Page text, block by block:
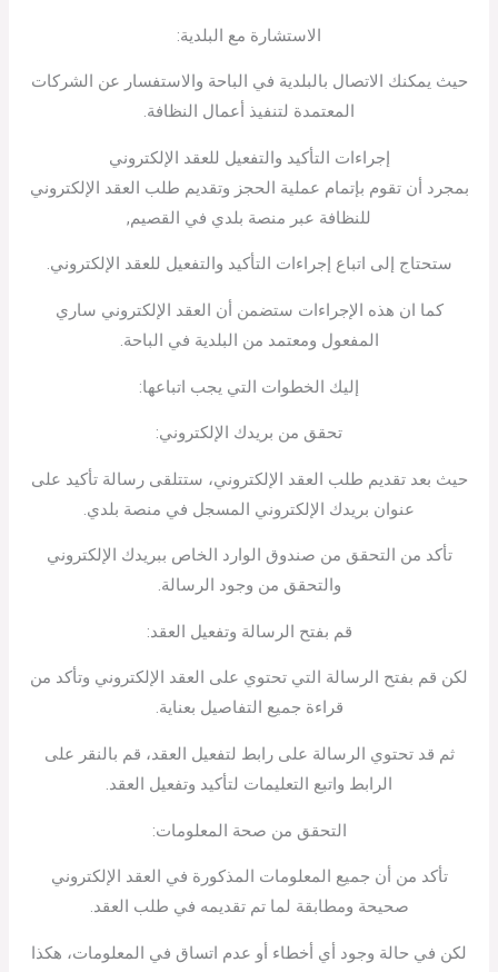
الاستشارة مع البلدية:
حيث يمكنك الاتصال بالبلدية في الباحة والاستفسار عن الشركات
المعتمدة لتنفيذ أعمال النظافة.
إجراءات التأكيد والتفعيل للعقد الإلكتروني
بمجرد أن تقوم بإتمام عملية الحجز وتقديم طلب العقد الإلكتروني
للنظافة عبر منصة بلدي في القصيم,
ستحتاج إلى اتباع إجراءات التأكيد والتفعيل للعقد الإلكتروني.
كما ان هذه الإجراءات ستضمن أن العقد الإلكتروني ساري
المفعول ومعتمد من البلدية في الباحة.
إليك الخطوات التي يجب اتباعها:
تحقق من بريدك الإلكتروني:
حيث بعد تقديم طلب العقد الإلكتروني، ستتلقى رسالة تأكيد على
عنوان بريدك الإلكتروني المسجل في منصة بلدي.
تأكد من التحقق من صندوق الوارد الخاص ببريدك الإلكتروني
والتحقق من وجود الرسالة.
قم بفتح الرسالة وتفعيل العقد:
لكن قم بفتح الرسالة التي تحتوي على العقد الإلكتروني وتأكد من
قراءة جميع التفاصيل بعناية.
ثم قد تحتوي الرسالة على رابط لتفعيل العقد، قم بالنقر على
الرابط واتبع التعليمات لتأكيد وتفعيل العقد.
التحقق من صحة المعلومات:
تأكد من أن جميع المعلومات المذكورة في العقد الإلكتروني
صحيحة ومطابقة لما تم تقديمه في طلب العقد.
لكن في حالة وجود أي أخطاء أو عدم اتساق في المعلومات، هكذا